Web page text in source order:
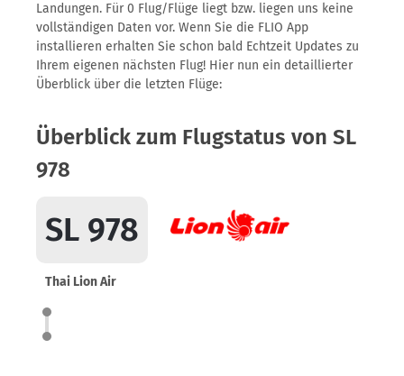
Landungen. Für 0 Flug/Flüge liegt bzw. liegen uns keine
vollständigen Daten vor. Wenn Sie die FLIO App
installieren erhalten Sie schon bald Echtzeit Updates zu
Ihrem eigenen nächsten Flug! Hier nun ein detaillierter
Überblick über die letzten Flüge:
Überblick zum Flugstatus von SL
978
SL 978
Thai Lion Air